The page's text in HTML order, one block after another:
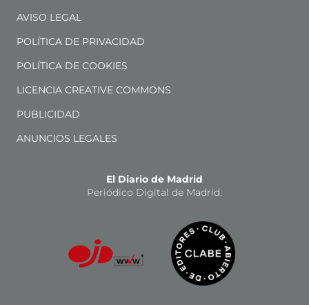
AVISO LEGAL
POLÍTICA DE PRIVACIDAD
POLÍTICA DE COOKIES
LICENCIA CREATIVE COMMONS
PUBLICIDAD
ANUNCIOS LEGALES
El Diario de Madrid
Periódico Digital de Madrid.